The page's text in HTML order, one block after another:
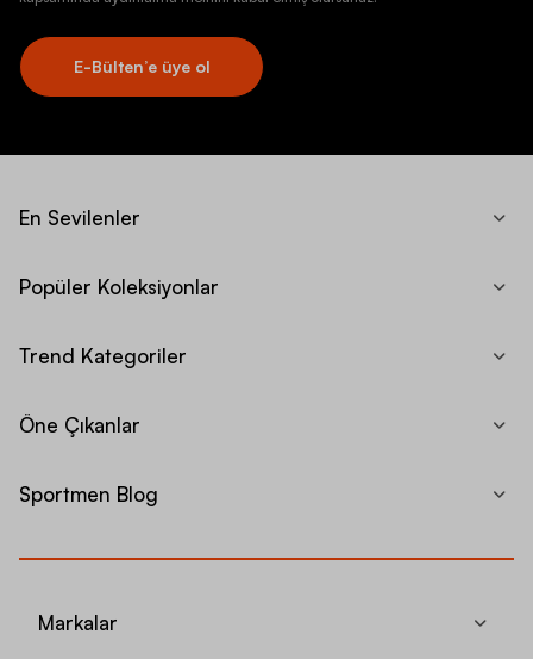
E-Bülten’e üye ol
En Sevilenler
Popüler Koleksiyonlar
Trend Kategoriler
Öne Çıkanlar
Sportmen Blog
Markalar